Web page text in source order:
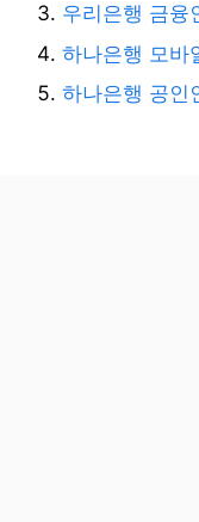
우리은행 금융
하나은행 모바
하나은행 공인